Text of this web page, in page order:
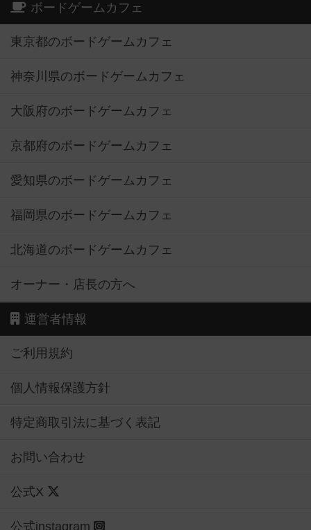
ボードゲームカフェ
東京都のボードゲームカフェ
神奈川県のボードゲームカフェ
大阪府のボードゲームカフェ
京都府のボードゲームカフェ
愛知県のボードゲームカフェ
福岡県のボードゲームカフェ
北海道のボードゲームカフェ
オーナー・店長の方へ
運営者情報
ご利用規約
個人情報保護方針
特定商取引法に基づく表記
お問い合わせ
公式X
公式instagram